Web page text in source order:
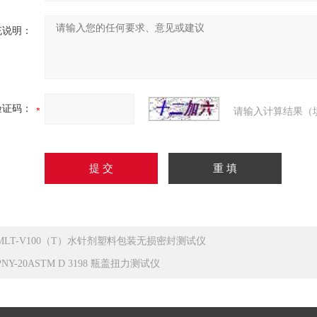
明：
码： 请输入计算结果（
V100（T）水针剂塑料包装无损密封测试仪
20ASTM D 3198 瓶盖扭力测试仪